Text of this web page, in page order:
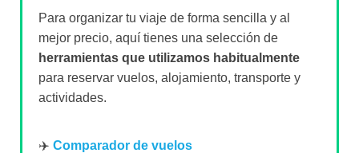
Para organizar tu viaje de forma sencilla y al
mejor precio, aquí tienes una selección de
herramientas que utilizamos habitualmente
para reservar vuelos, alojamiento, transporte y
actividades.
✈️ Comparador de vuelos